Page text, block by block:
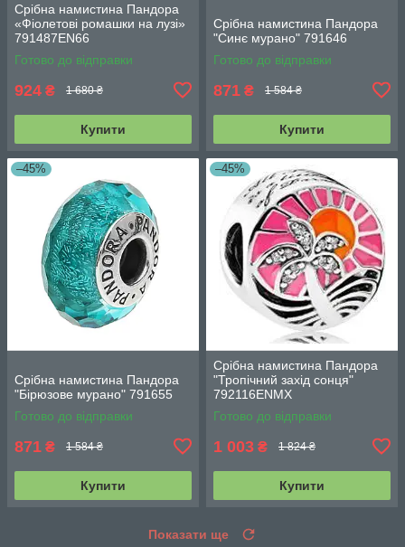
Срібна намистина Пандора
«Фіолетові ромашки на лузі»
791487EN66
Готово до відправки
924 ₴ 1 680 ₴
Купити
Срібна намистина Пандора
"Синє мурано" 791646
Готово до відправки
871 ₴ 1 584 ₴
Купити
–45%
Срібна намистина Пандора
"Бірюзове мурано" 791655
Готово до відправки
871 ₴ 1 584 ₴
Купити
–45%
Срібна намистина Пандора
"Тропічний захід сонця"
792116ENMX
Готово до відправки
1 003 ₴ 1 824 ₴
Купити
Показати ще